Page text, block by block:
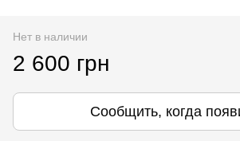
Нет в наличии
2 600 грн
Сообщить, когда